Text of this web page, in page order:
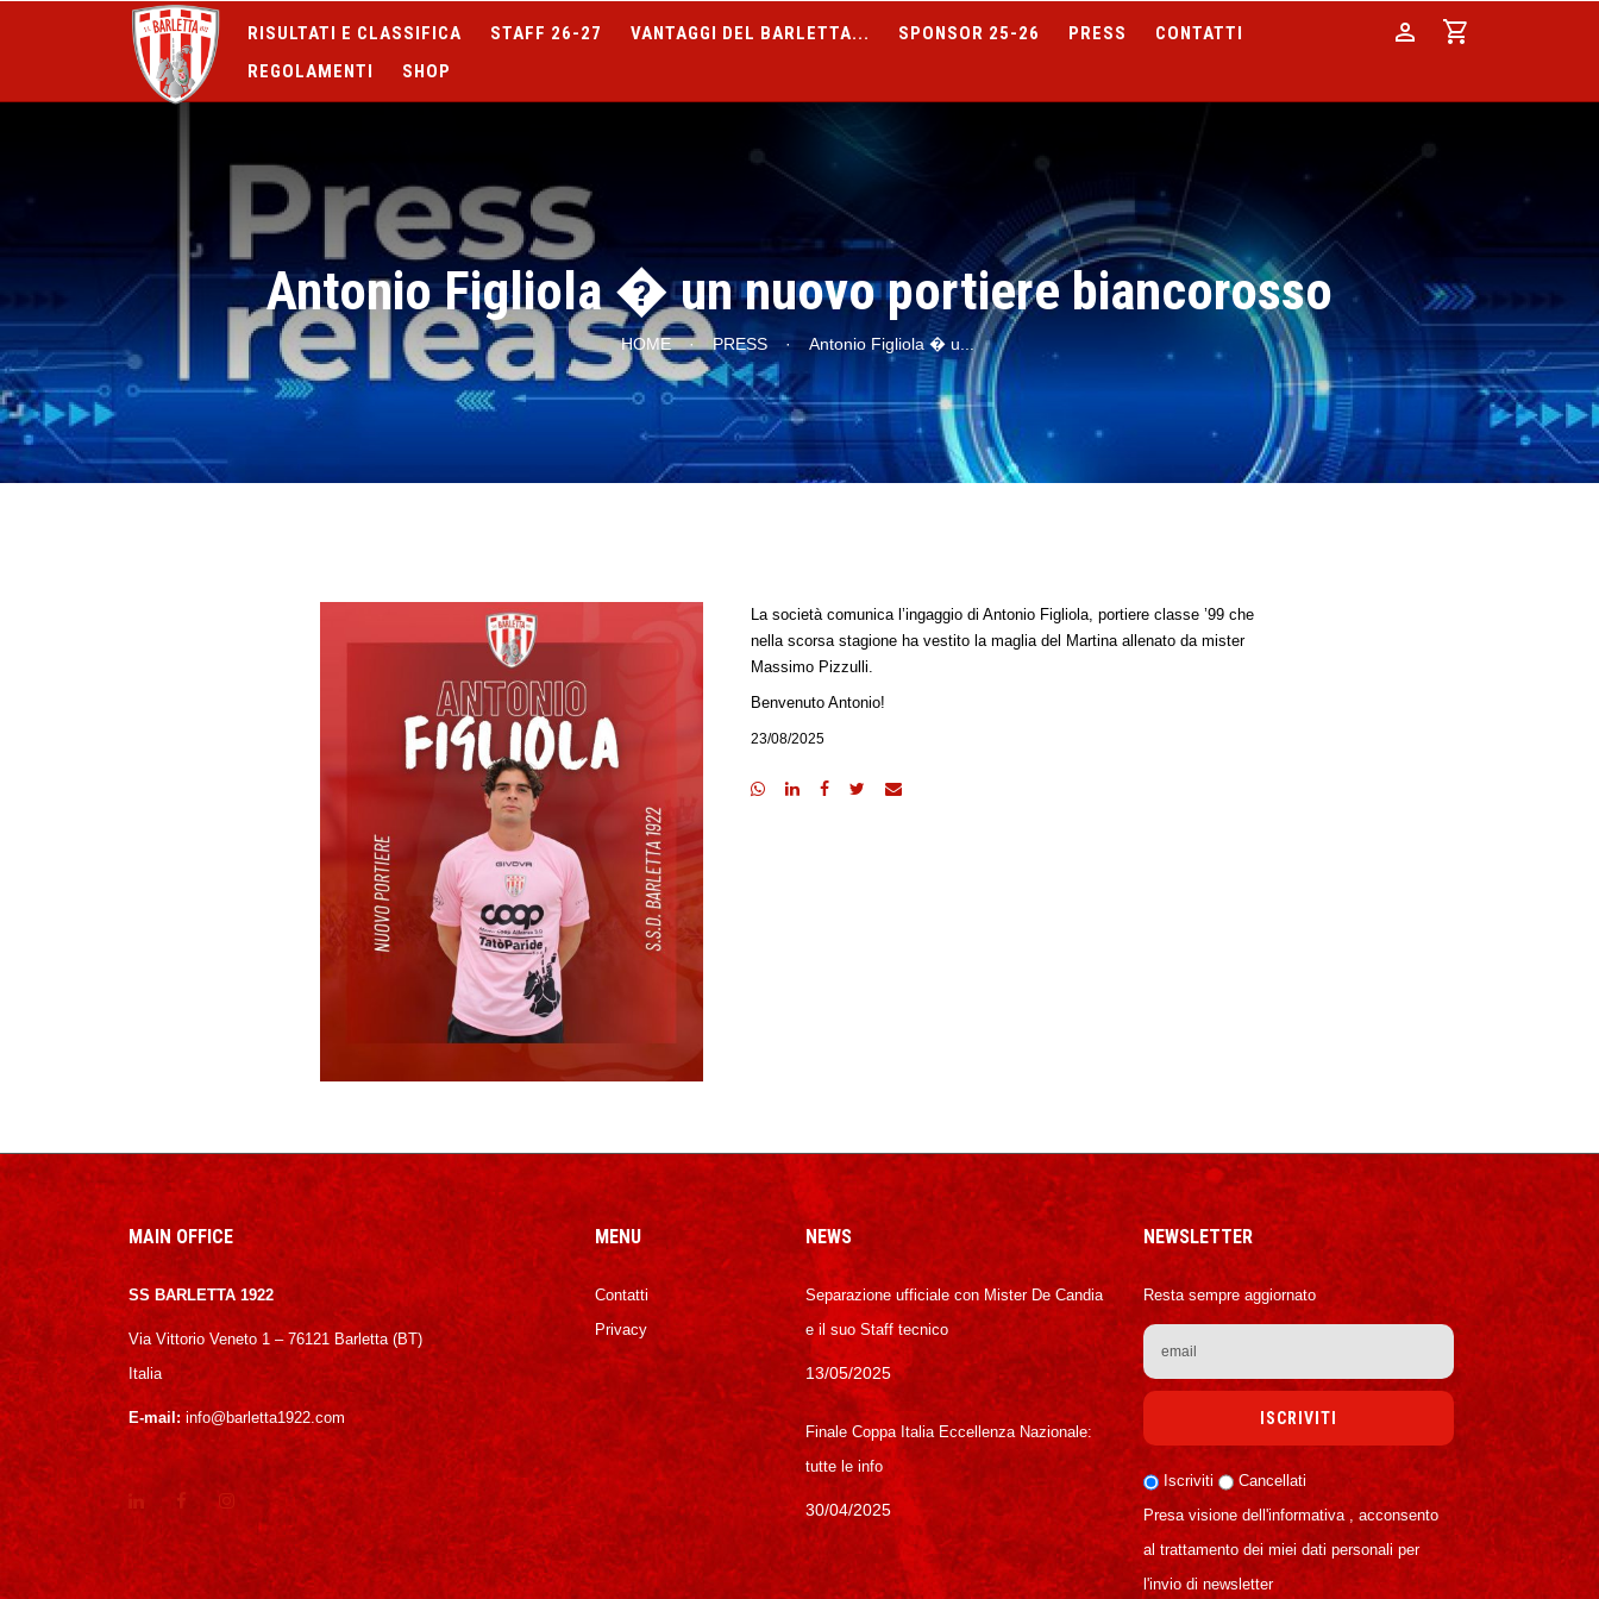
person shopping_cart
RISULTATI E CLASSIFICA STAFF 26-27 VANTAGGI DEL BARLETTA... SPONSOR 25-26 PRESS
CONTATTI
REGOLAMENTI
SHOP
Antonio Figliola � un nuovo portiere biancorosso
HOME · PRESS · Antonio Figliola � u...
La società comunica l’ingaggio di Antonio Figliola, portiere classe ’99 che
nella scorsa stagione ha vestito la maglia del Martina allenato da mister
Massimo Pizzulli.
Benvenuto Antonio!
23/08/2025
MAIN OFFICE
SS BARLETTA 1922
Via Vittorio Veneto 1 – 76121 Barletta (BT)
Italia
E-mail: info@barletta1922.com
MENU
Contatti
Privacy
NEWS
Separazione ufficiale con Mister De Candia
e il suo Staff tecnico
13/05/2025
Finale Coppa Italia Eccellenza Nazionale:
tutte le info
30/04/2025
NEWSLETTER
Resta sempre aggiornato
Iscriviti
Cancellati
Presa visione dell'informativa , acconsento
al trattamento dei miei dati personali per
l'invio di newsletter